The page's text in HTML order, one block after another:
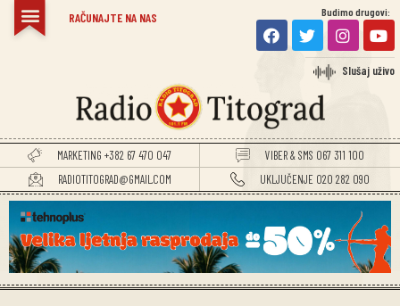
RAČUNAJTE NA NAS Budimo drugovi:
Slušaj uživo
MARKETING +382 67 470 047
VIBER & SMS 067 311 100
RADIOTITOGRAD@GMAIL.COM
UKLJUČENJE 020 282 090